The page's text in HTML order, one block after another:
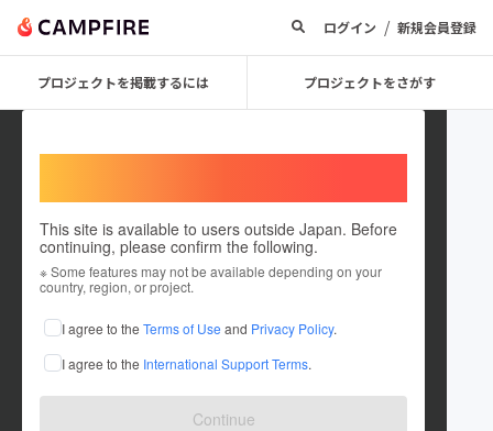
ログイン / 新規会員登録
プロジェクトを掲載するには プロジェクトをさがす
This site is available to users outside Japan. Before
continuing, please confirm the following.
※ Some features may not be available depending on your
country, region, or project.
I agree to the Terms of Use and Privacy Policy.
I agree to the International Support Terms.
Continue
UNWHITE
これまでに13件のプロジェクトを投稿しています
在住国：日本 現在地：未設定
出身国：日本 出身地：未設定